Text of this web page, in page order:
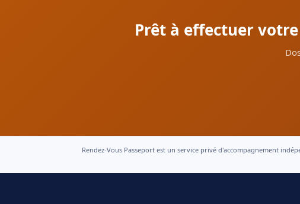
Prêt à effectuer
Rendez-Vous Passeport est un service privé d'accompagnement